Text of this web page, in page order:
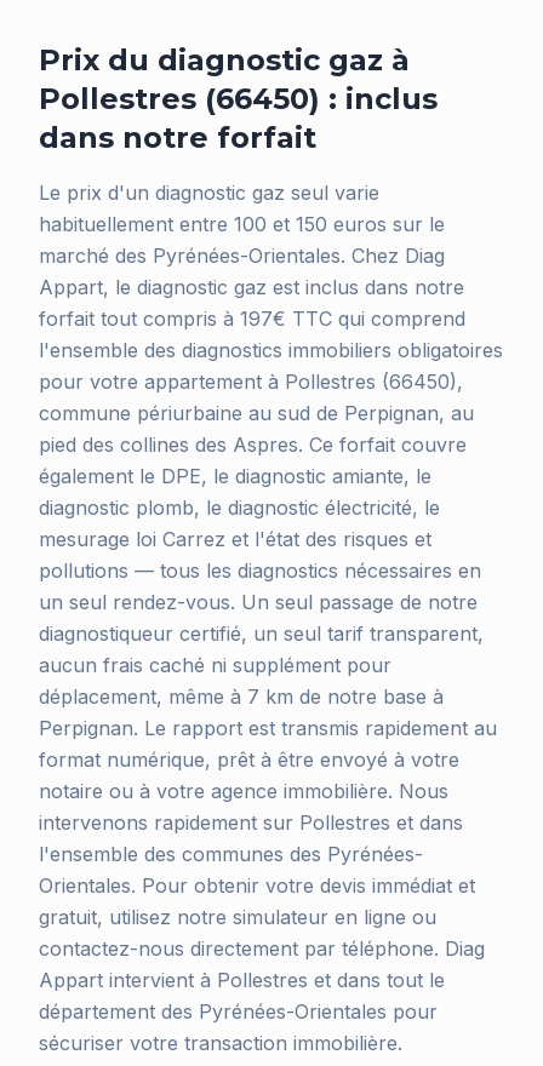
Prix du diagnostic gaz à
Pollestres (66450) : inclus
dans notre forfait
Le prix d'un diagnostic gaz seul varie
habituellement entre 100 et 150 euros sur le
marché des Pyrénées-Orientales. Chez Diag
Appart, le diagnostic gaz est inclus dans notre
forfait tout compris à 197€ TTC qui comprend
l'ensemble des diagnostics immobiliers obligatoires
pour votre appartement à Pollestres (66450),
commune périurbaine au sud de Perpignan, au
pied des collines des Aspres. Ce forfait couvre
également le DPE, le diagnostic amiante, le
diagnostic plomb, le diagnostic électricité, le
mesurage loi Carrez et l'état des risques et
pollutions — tous les diagnostics nécessaires en
un seul rendez-vous. Un seul passage de notre
diagnostiqueur certifié, un seul tarif transparent,
aucun frais caché ni supplément pour
déplacement, même à 7 km de notre base à
Perpignan. Le rapport est transmis rapidement au
format numérique, prêt à être envoyé à votre
notaire ou à votre agence immobilière. Nous
intervenons rapidement sur Pollestres et dans
l'ensemble des communes des Pyrénées-
Orientales. Pour obtenir votre devis immédiat et
gratuit, utilisez notre simulateur en ligne ou
contactez-nous directement par téléphone. Diag
Appart intervient à Pollestres et dans tout le
département des Pyrénées-Orientales pour
sécuriser votre transaction immobilière.